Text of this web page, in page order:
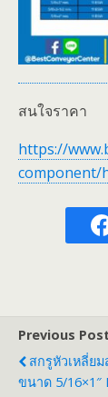
สนใจราคา
https://
component/
Previous Post
สกรูหัวเหลี่ย
ขนาด 5/16×1″